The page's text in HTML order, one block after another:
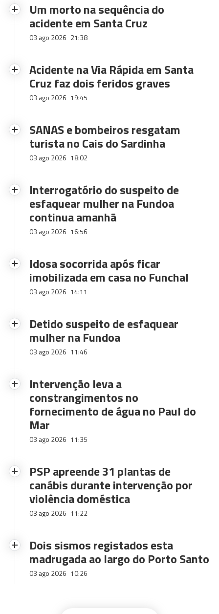
Um morto na sequência do
acidente em Santa Cruz
03 ago 2026 21:38
Acidente na Via Rápida em Santa
Cruz faz dois feridos graves
03 ago 2026 19:45
SANAS e bombeiros resgatam
turista no Cais do Sardinha
03 ago 2026 18:02
Interrogatório do suspeito de
esfaquear mulher na Fundoa
continua amanhã
03 ago 2026 16:56
Idosa socorrida após ficar
imobilizada em casa no Funchal
03 ago 2026 14:11
Detido suspeito de esfaquear
mulher na Fundoa
03 ago 2026 11:46
Intervenção leva a
constrangimentos no
fornecimento de água no Paul do
Mar
03 ago 2026 11:35
PSP apreende 31 plantas de
canábis durante intervenção por
violência doméstica
03 ago 2026 11:22
Dois sismos registados esta
madrugada ao largo do Porto Santo
03 ago 2026 10:26